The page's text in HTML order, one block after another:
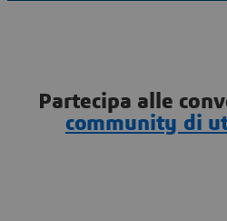
Partecipa alle
community di